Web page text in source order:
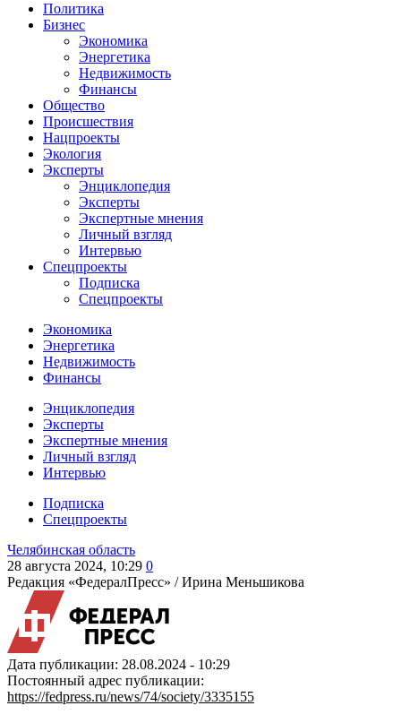
Политика
Бизнес
Экономика
Энергетика
Недвижимость
Финансы
Общество
Происшествия
Нацпроекты
Экология
Эксперты
Энциклопедия
Эксперты
Экспертные мнения
Личный взгляд
Интервью
Спецпроекты
Подписка
Спецпроекты
Экономика
Энергетика
Недвижимость
Финансы
Энциклопедия
Эксперты
Экспертные мнения
Личный взгляд
Интервью
Подписка
Спецпроекты
Челябинская область
28 августа 2024, 10:29 0
Редакция «ФедералПресс» /Ирина Меньшикова
Дата публикации: 28.08.2024 - 10:29
Постоянный адрес публикации:
https://fedpress.ru/news/74/society/3335155